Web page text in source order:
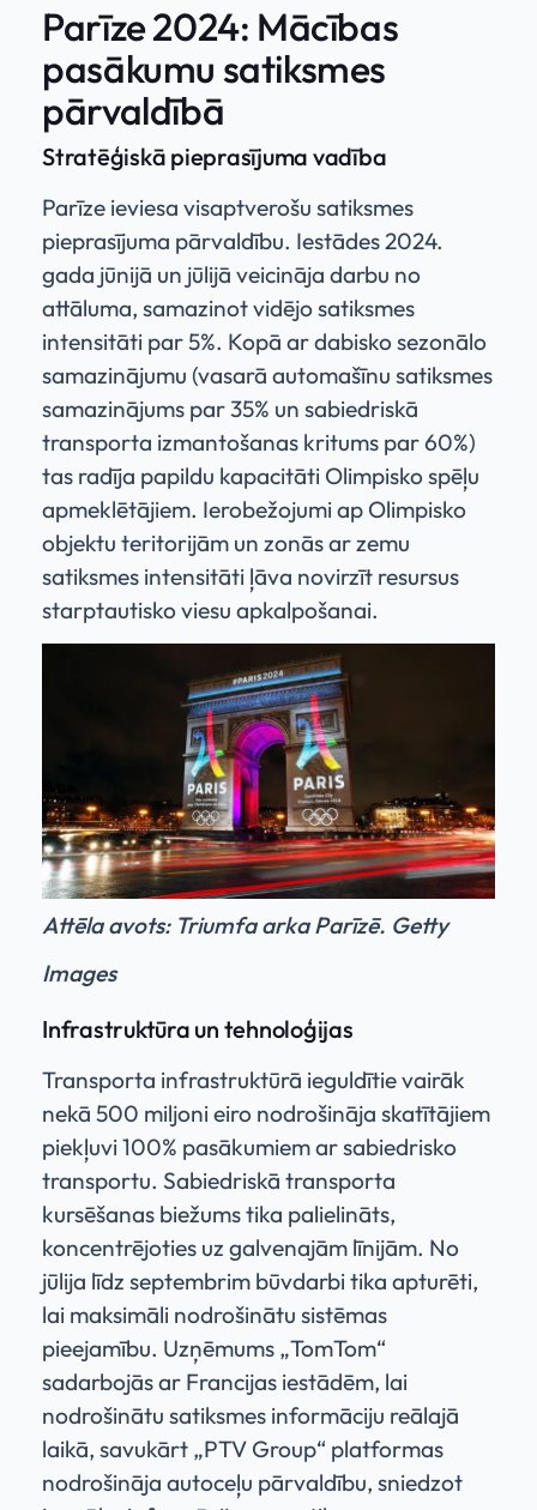
Parīze 2024: Mācības
pasākumu satiksmes
pārvaldībā
Stratēģiskā pieprasījuma vadība
Parīze ieviesa visaptverošu satiksmes
pieprasījuma pārvaldību. Iestādes 2024.
gada jūnijā un jūlijā veicināja darbu no
attāluma, samazinot vidējo satiksmes
intensitāti par 5%. Kopā ar dabisko sezonālo
samazinājumu (vasarā automašīnu satiksmes
samazinājums par 35% un sabiedriskā
transporta izmantošanas kritums par 60%)
tas radīja papildu kapacitāti Olimpisko spēļu
apmeklētājiem. Ierobežojumi ap Olimpisko
objektu teritorijām un zonās ar zemu
satiksmes intensitāti ļāva novirzīt resursus
starptautisko viesu apkalpošanai.
Attēla avots: Triumfa arka Parīzē. Getty
Images
Infrastruktūra un tehnoloģijas
Transporta infrastruktūrā ieguldītie vairāk
nekā 500 miljoni eiro nodrošināja skatītājiem
piekļuvi 100% pasākumiem ar sabiedrisko
transportu. Sabiedriskā transporta
kursēšanas biežums tika palielināts,
koncentrējoties uz galvenajām līnijām. No
jūlija līdz septembrim būvdarbi tika apturēti,
lai maksimāli nodrošinātu sistēmas
pieejamību. Uzņēmums „TomTom“
sadarbojās ar Francijas iestādēm, lai
nodrošinātu satiksmes informāciju reālajā
laikā, savukārt „PTV Group“ platformas
nodrošināja autoceļu pārvaldību, sniedzot